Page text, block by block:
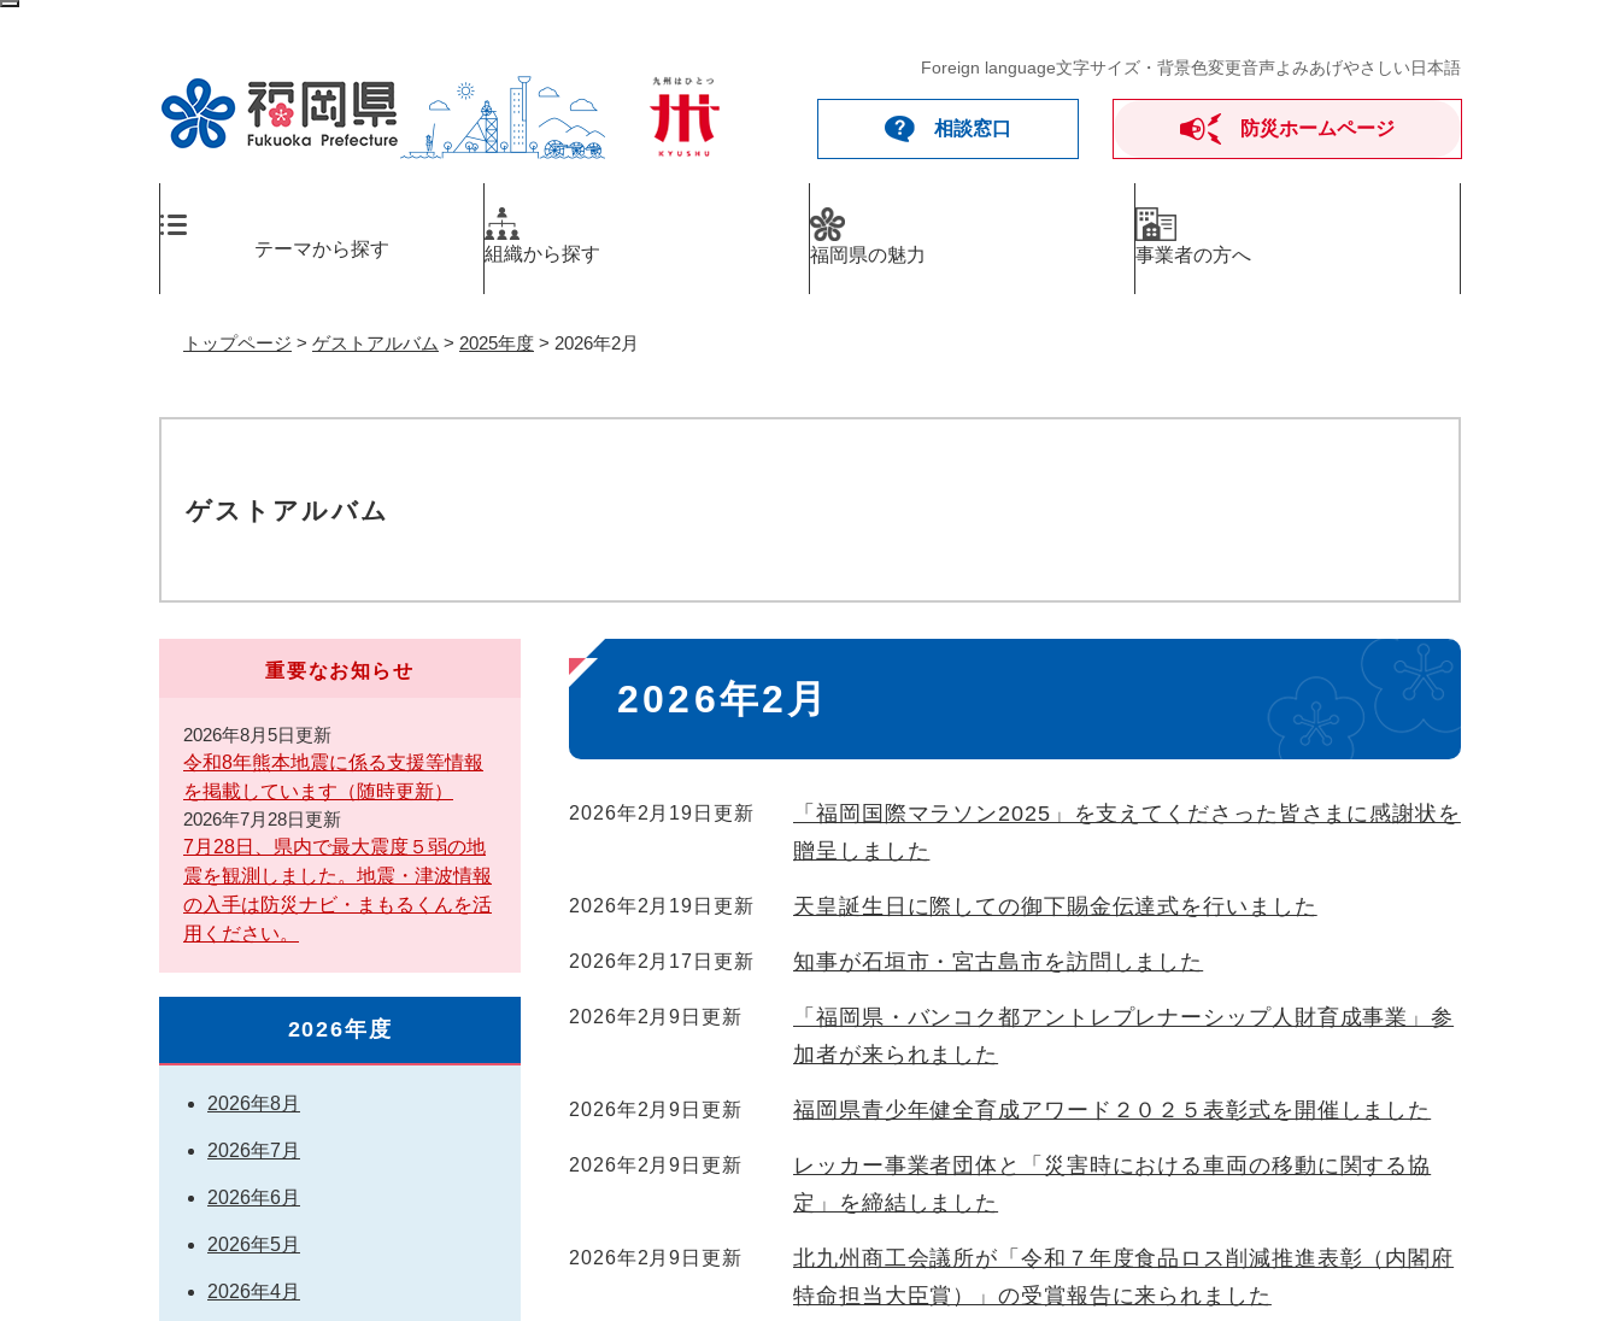
ペ
Foreign language文字サイズ・背景色変更音声よみあげやさしい日本語
相談窓口 防災ホームページ
テーマから探す 組織から探す 福岡県の魅力 事業者の方へ
トップページ > ゲストアルバム > 2025年度 > 2026年2月
ゲストアルバム
本
文
2026年2月
2026年2月19日更新
「福岡国際マラソン2025」を支えてくださった皆さまに感謝状を
贈呈しました
2026年2月19日更新 天皇誕生日に際しての御下賜金伝達式を行いました
2026年2月17日更新 知事が石垣市・宮古島市を訪問しました
2026年2月9日更新
「福岡県・バンコク都アントレプレナーシップ人財育成事業」参
加者が来られました
2026年2月9日更新 福岡県青少年健全育成アワード２０２５表彰式を開催しました
2026年2月9日更新
レッカー事業者団体と「災害時における車両の移動に関する協
定」を締結しました
2026年2月9日更新
北九州商工会議所が「令和７年度食品ロス削減推進表彰（内閣府
特命担当大臣賞）」の受賞報告に来られました
重要なお知らせ
2026年8月5日更新
令和8年熊本地震に係る支援等情報
を掲載しています（随時更新）
2026年7月28日更新
7月28日、県内で最大震度５弱の地
震を観測しました。地震・津波情報
の入手は防災ナビ・まもるくんを活
用ください。
2026年度
2026年8月
2026年7月
2026年6月
2026年5月
2026年4月